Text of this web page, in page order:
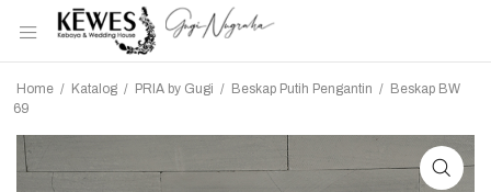
Home / Katalog / PRIA by Gugi / Beskap Putih Pengantin / Beskap BW
69